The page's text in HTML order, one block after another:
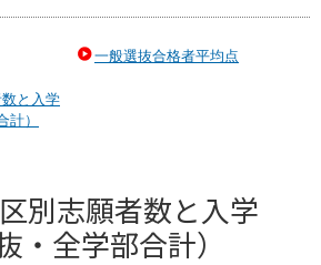
一般選抜合格者平均点
と入学
）
別志願者数と入学
・全学部合計）